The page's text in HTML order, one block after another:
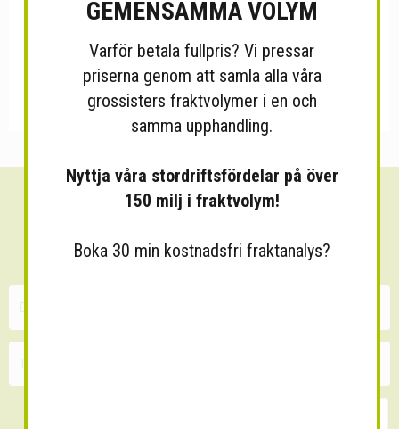
Sänk dina fraktkostnader!
30 minuters kostnadsfri konsultation
GEMENSAMMA VOLYM
Varför betala fullpris? Vi pressar
priserna genom att samla alla våra
grossisters fraktvolymer i en och
samma upphandling.
Nyttja våra stordriftsfördelar på över
150 milj i fraktvolym!
Boka 30 min kostnadsfri fraktanalys?